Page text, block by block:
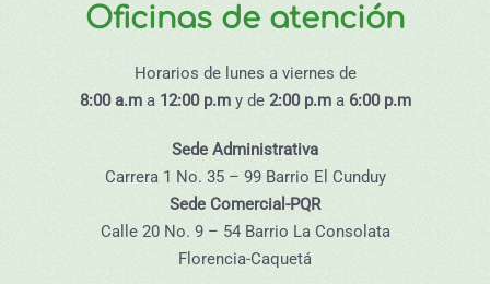
Oficinas de atención
Horarios de lunes a viernes de
8:00 a.m a 12:00 p.m y de 2:00 p.m a 6:00 p.m
Sede Administrativa
Carrera 1 No. 35 – 99 Barrio El Cunduy
Sede Comercial-PQR
Calle 20 No. 9 – 54 Barrio La Consolata
Florencia-Caquetá